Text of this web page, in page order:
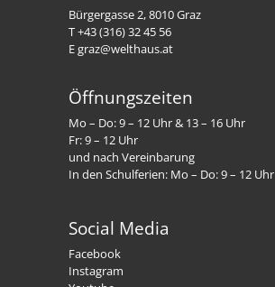
Bürgergasse 2, 8010 Graz
T +43 (316) 32 45 56
E graz@welthaus.at
Öffnungszeiten
Mo – Do: 9 – 12 Uhr & 13 – 16 Uhr
Fr: 9 – 12 Uhr
und nach Vereinbarung
In den Schulferien: Mo – Do: 9 – 12 Uhr
Social Media
Facebook
Instagram